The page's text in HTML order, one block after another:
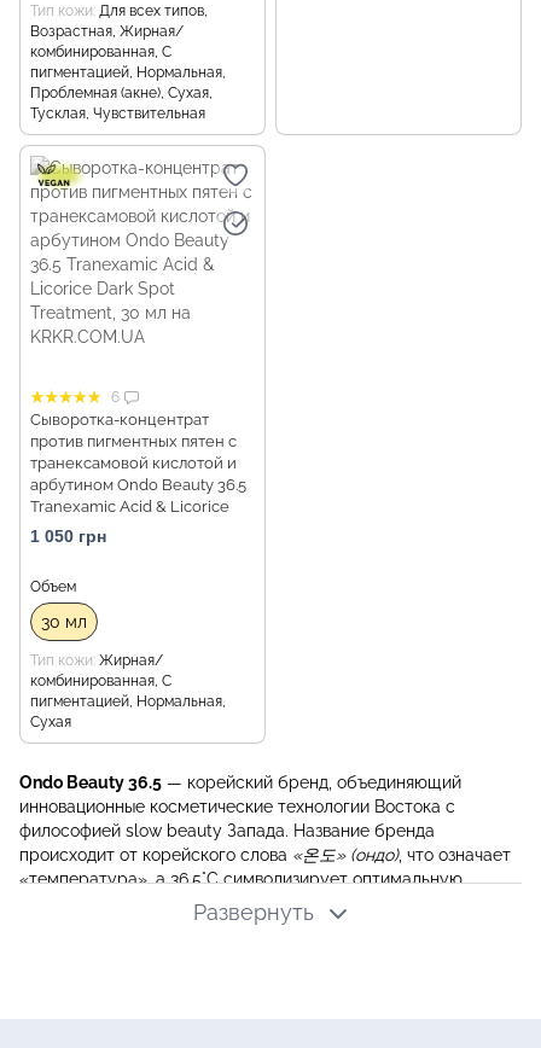
Тип кожи Для всех типов,
Возрастная, Жирная/
комбинированная, С
пигментацией, Нормальная,
Проблемная (акне), Сухая,
Тусклая, Чувствительная
6
Сыворотка-концентрат
против пигментных пятен с
транексамовой кислотой и
арбутином Ondo Beauty 36.5
Tranexamic Acid & Licorice
Dark Spot Treatment, 30 мл
1 050 грн
Объем
30 мл
Тип кожи Жирная/
комбинированная, С
пигментацией, Нормальная,
Сухая
Ondo Beauty 36.5 — корейский бренд, объединяющий
инновационные косметические технологии Востока с
философией slow beauty Запада. Название бренда
происходит от корейского слова «온도» (ондо), что означает
«температура», а 36.5°C символизирует оптимальную
температуру тела, ассоциирующуюся с балансом и
Развернуть